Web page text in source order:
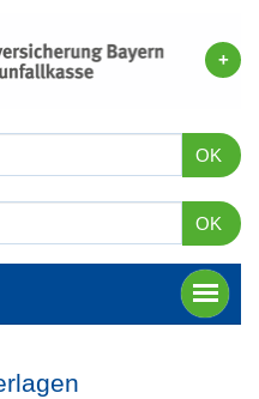
OK
OK